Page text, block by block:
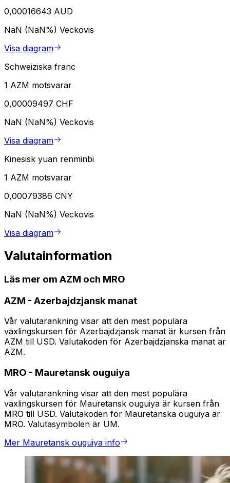
0,00016643 AUD
NaN (NaN%) Veckovis
Visa diagram
Schweiziska franc
1 AZM motsvarar
0,00009497 CHF
NaN (NaN%) Veckovis
Visa diagram
Kinesisk yuan renminbi
1 AZM motsvarar
0,00079386 CNY
NaN (NaN%) Veckovis
Visa diagram
Valutainformation
Läs mer om AZM och MRO
AZM - Azerbajdzjansk manat
Vår valutarankning visar att den mest populära
växlingskursen för Azerbajdzjansk manat är kursen från
AZM till USD. Valutakoden för Azerbajdzjanska manat är
AZM.
MRO - Mauretansk ouguiya
Vår valutarankning visar att den mest populära
växlingskursen för Mauretansk ouguiya är kursen från
MRO till USD. Valutakoden för Mauretanska ouguiya är
MRO. Valutasymbolen är UM.
Mer Mauretansk ouguiya info